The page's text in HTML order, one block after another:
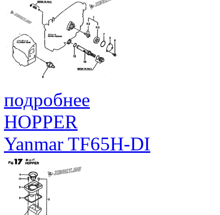
подробнее
HOPPER
Yanmar TF65H-DI